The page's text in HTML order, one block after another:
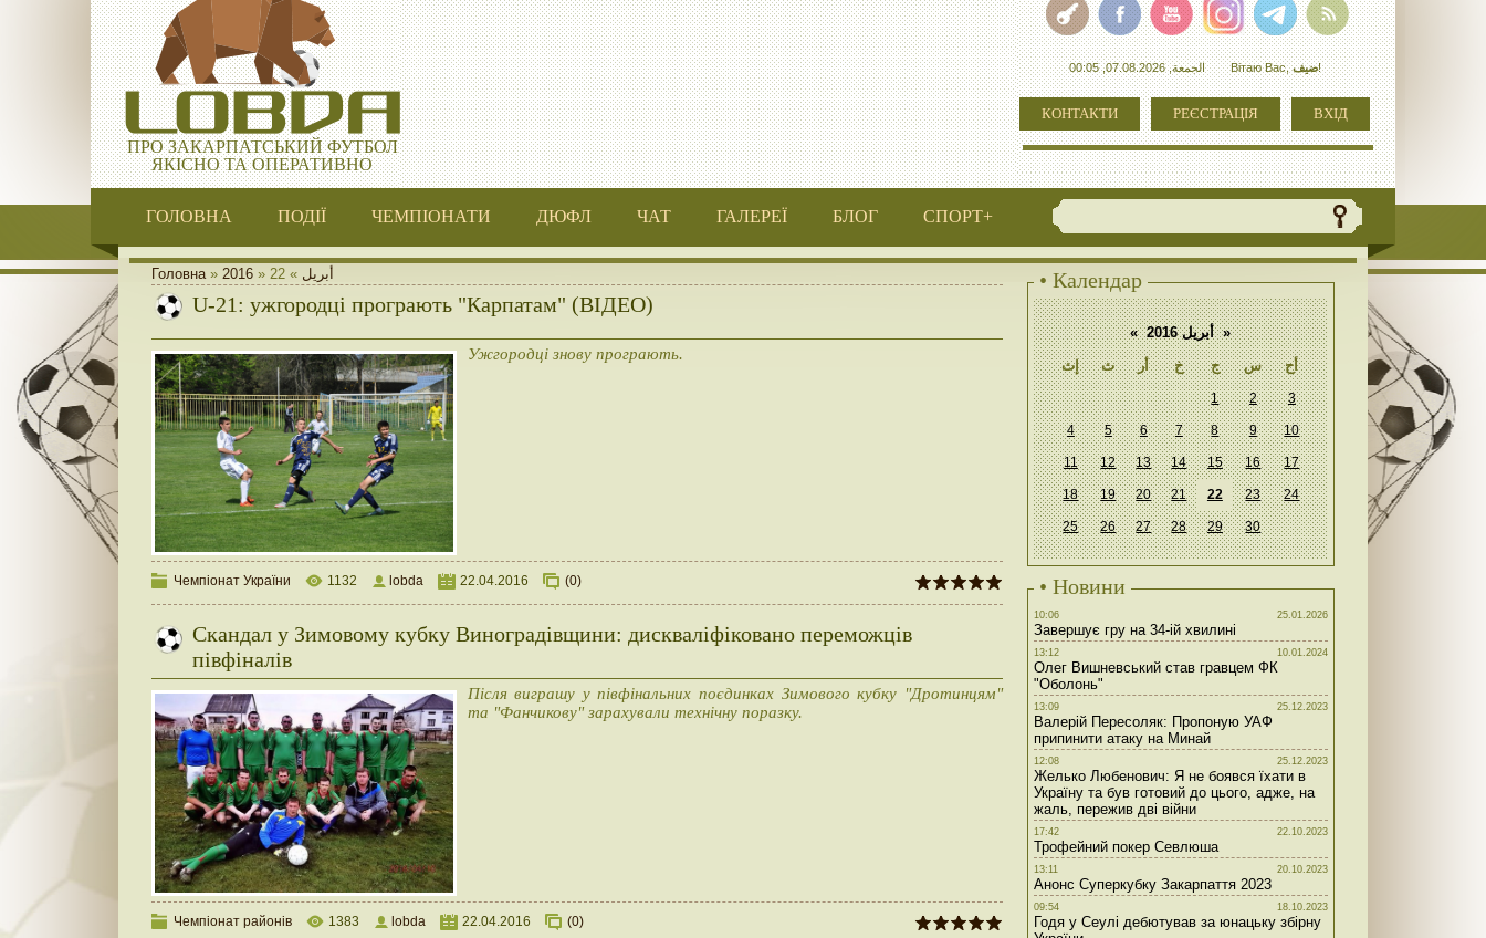
ПРО ЗАКАРПАТСЬКИЙ ФУТБОЛ
ЯКІСНО ТА ОПЕРАТИВНО
الجمعة, 07.08.2026, 00:05 Вітаю Вас,ضيف!
КОНТАКТИ РЕЄСТРАЦІЯ ВХІД
ГОЛОВНА ПОДІЇ ЧЕМПІОНАТИ ДЮФЛ ЧАТ ГАЛЕРЕЇ БЛОГ СПОРТ+
Головна» 2016 » أبريل »
22
U-21: ужгородці програють "Карпатам" (ВІДЕО)
Ужгородці знову програють.
Чемпіонат України 1132 lobda 22.04.2016 (0)
Скандал у Зимовому кубку Виноградівщини: дискваліфіковано переможців
півфіналів
Після виграшу у півфінальних поєдинках Зимового кубку "Дротинцям"
та "Фанчикову" зарахували технічну поразку.
Чемпіонат районів 1383 lobda 22.04.2016 (0)
• Календар
« أبريل 2016 »
إث
ث أر خ ج س أح
1 2 3
4 5 6 7 8 9 10
11 12 13 14 15 16 17
18 19 20 21 22 23 24
25 26 27 28 29 30
• Новини
10:06 25.01.2026
Завершує гру на 34-ій хвилині
13:12 10.01.2024
Олег Вишневський став гравцем ФК
"Оболонь"
13:09 25.12.2023
Валерій Пересоляк: Пропоную УАФ
припинити атаку на Минай
12:08 25.12.2023
Желько Любенович: Я не боявся їхати в
Україну та був готовий до цього, адже, на
жаль, пережив дві війни
17:42 22.10.2023
Трофейний покер Севлюша
13:11 20.10.2023
Анонс Суперкубку Закарпаття 2023
09:54 18.10.2023
Годя у Сеулі дебютував за юнацьку збірну